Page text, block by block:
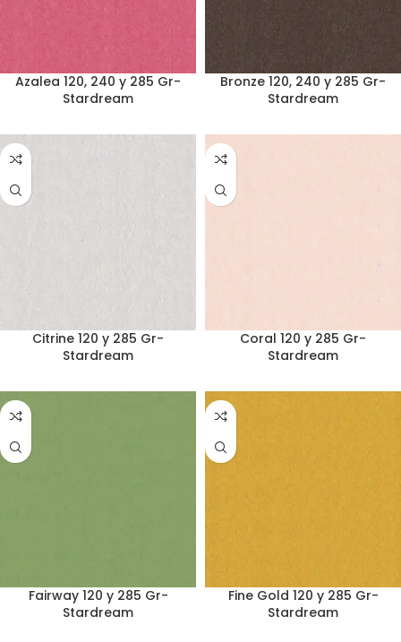
Azalea 120, 240 y 285 Gr-
Stardream
Bronze 120, 240 y 285 Gr-
Stardream
Citrine 120 y 285 Gr-
Stardream
Coral 120 y 285 Gr-
Stardream
Fairway 120 y 285 Gr-
Stardream
Fine Gold 120 y 285 Gr-
Stardream